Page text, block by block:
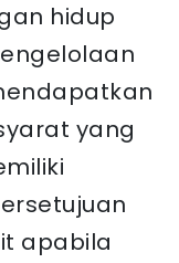
hidup
yang
apabila